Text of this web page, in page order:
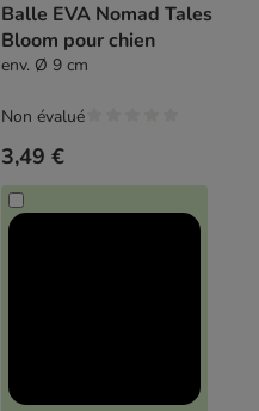
Balle EVA Nomad Tales
Bloom pour chien
env. Ø 9 cm
3,49 €
Non évalué